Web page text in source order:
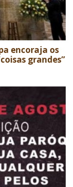
encoraja os
grandes”